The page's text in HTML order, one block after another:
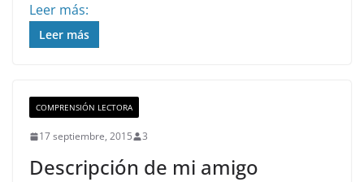
Leer más:
Leer más
COMPRENSIÓN LECTORA
17 septiembre, 2015 3
Descripción de mi amigo